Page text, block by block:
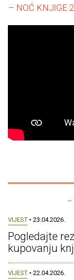
– NOĆ KNJIGE
–
VIJEST • 23.04.2026.
Pogledajte
kupovanju
VIJEST • 22.04.2026.